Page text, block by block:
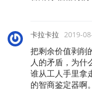
卡拉卡拉 2019-
把剩余价值剥削
人的矛盾，为什
谁从工人手里拿
的智商鉴定器啊。